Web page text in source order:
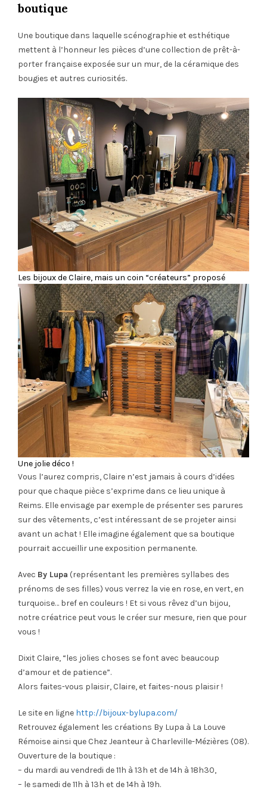
boutique
Une boutique dans laquelle scénographie et esthétique
mettent à l’honneur les pièces d’une collection de prêt-à-
porter française exposée sur un mur, de la céramique des
bougies et autres curiosités.
Les bijoux de Claire, mais un coin “créateurs” proposé
Une jolie déco !
Vous l’aurez compris, Claire n’est jamais à cours d’idées
pour que chaque pièce s’exprime dans ce lieu unique à
Reims. Elle envisage par exemple de présenter ses parures
sur des vêtements, c’est intéressant de se projeter ainsi
avant un achat ! Elle imagine également que sa boutique
pourrait accueillir une exposition permanente.
Avec By Lupa (représentant les premières syllabes des
prénoms de ses filles) vous verrez la vie en rose, en vert, en
turquoise… bref en couleurs ! Et si vous rêvez d’un bijou,
notre créatrice peut vous le créer sur mesure, rien que pour
vous !
Dixit Claire, “les jolies choses se font avec beaucoup
d’amour et de patience”.
Alors faites-vous plaisir, Claire, et faites-nous plaisir !
Le site en ligne http://bijoux-bylupa.com/
Retrouvez également les créations By Lupa à La Louve
Rémoise ainsi que Chez Jeanteur à Charleville-Mézières (08).
Ouverture de la boutique :
– du mardi au vendredi de 11h à 13h et de 14h à 18h30,
– le samedi de 11h à 13h et de 14h à 19h.